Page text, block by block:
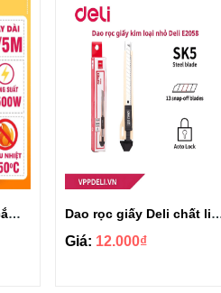
Ổ cắm điện Deli 3 ổ cắm chịu tải an toàn ET401 Dao rọc giấy Deli chất liệu lưỡi bằng
Giá: 12.000₫